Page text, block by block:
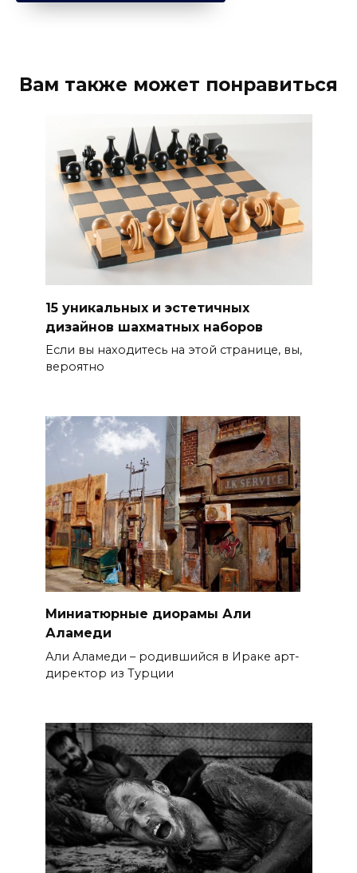
Вам также может понравиться
15 уникальных и эстетичных
дизайнов шахматных наборов
Если вы находитесь на этой странице, вы,
вероятно
Миниатюрные диорамы Али
Аламеди
Али Аламеди – родившийся в Ираке арт-
директор из Турции